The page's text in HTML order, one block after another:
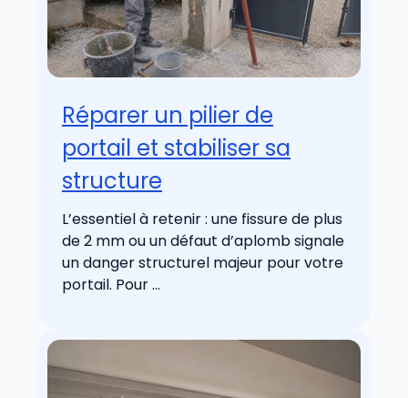
Réparer un pilier de
portail et stabiliser sa
structure
L’essentiel à retenir : une fissure de plus
de 2 mm ou un défaut d’aplomb signale
un danger structurel majeur pour votre
portail. Pour ...